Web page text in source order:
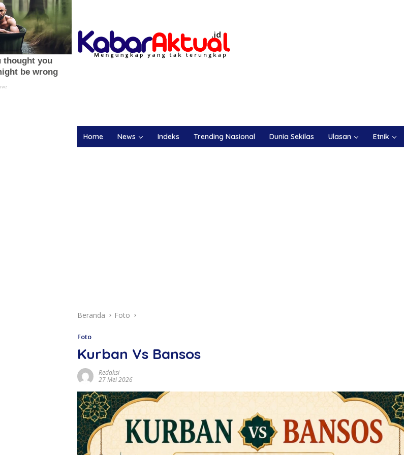
Home News Indeks Trending Nasional Dunia Sekilas Ulasan Etnik
Beranda Foto
Foto
Kurban Vs Bansos
Redaksi
27 Mei 2026